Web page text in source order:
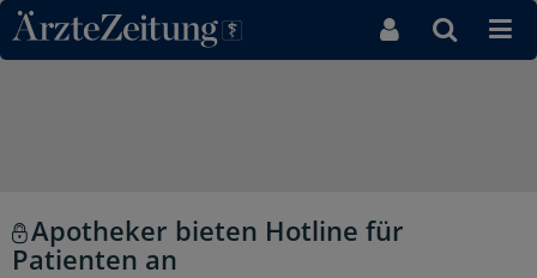
Direkt zum Inhaltsbereich
Apotheker bieten Hotline für
Patienten an